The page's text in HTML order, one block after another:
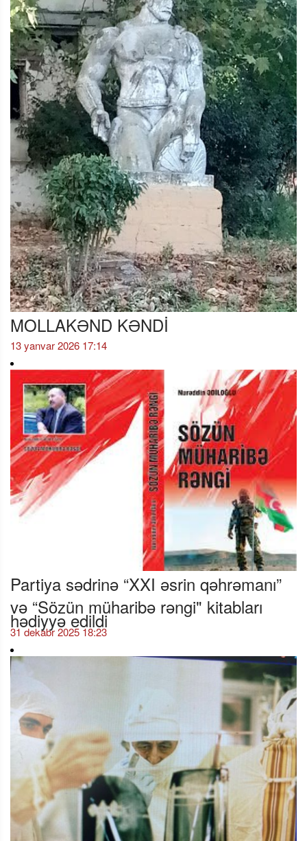
MOLLAKƏND KƏNDİ
13 yanvar 2026 17:14
Partiya sədrinə “XXI əsrin qəhrəmanı”
və “Sözün müharibə rəngi" kitabları
hədiyyə edildi
31 dekabr 2025 18:23